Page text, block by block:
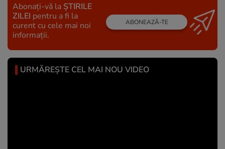
Abonați-vă la ȘTIRILE
ZILEI pentru a fi la
curent cu cele mai noi
informații.
ABONEAZĂ-TE
URMĂREȘTE CEL MAI NOU VIDEO